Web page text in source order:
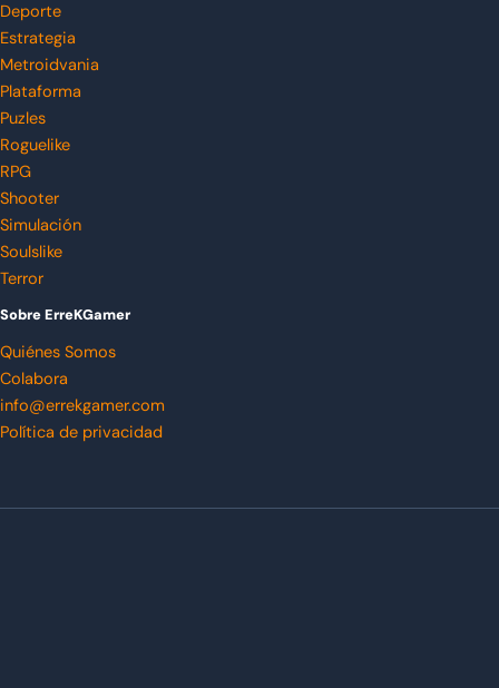
Deporte
Estrategia
Metroidvania
Plataforma
Puzles
Roguelike
RPG
Shooter
Simulación
Soulslike
Terror
Sobre ErreKGamer
Quiénes Somos
Colabora
info@errekgamer.com
Política de privacidad